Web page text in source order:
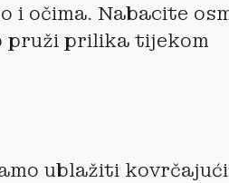
i očima. Nabacite
pruži prilika tijekom
ublažiti kovrčajući